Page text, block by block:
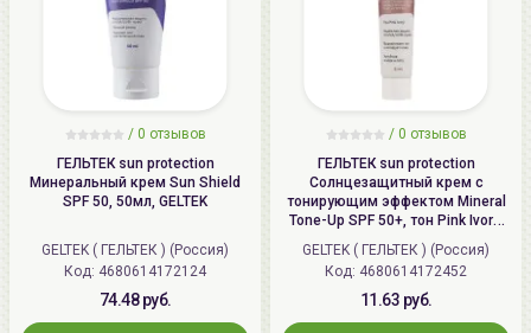
/ 0 отзывов
ГЕЛЬТЕК sun protection
Минеральный крем Sun Shield
SPF 50, 50мл, GELTEK
GELTEK ( ГЕЛЬТЕК ) (Россия)
Код: 4680614172124
74.48 руб.
/ 0 отзывов
ГЕЛЬТЕК sun protection
Солнцезащитный крем с
тонирующим эффектом Mineral
Tone-Up SPF 50+, тон Pink Ivory,
5мл, GELTEK
GELTEK ( ГЕЛЬТЕК ) (Россия)
Код: 4680614172452
11.63 руб.